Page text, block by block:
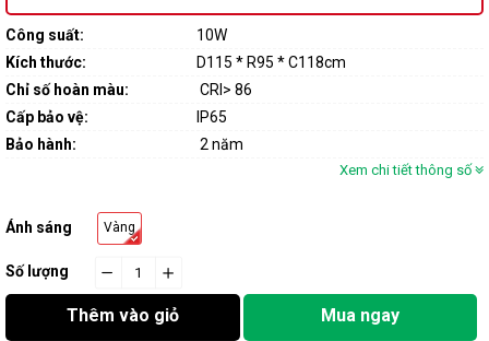
Công suất:
10W
Kích thước:
D115 * R95 * C118cm
Chỉ số hoàn màu:
CRI> 86
Cấp bảo vệ:
IP65
Bảo hành:
2 năm
Xem chi tiết thông số
Ánh sáng Vàng
Số lượng
Thêm vào giỏ Mua ngay